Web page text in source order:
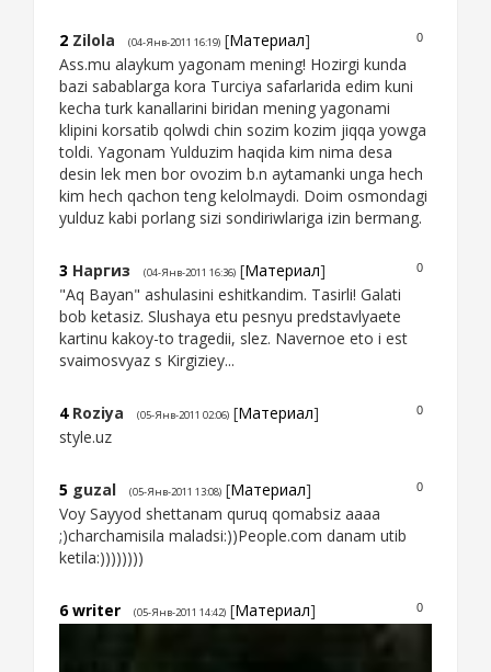
0
2 Zilola (04-Янв-2011 16:19) [Материал]
Ass.mu alaykum yagonam mening! Hozirgi kunda
bazi sabablarga kora Turciya safarlarida edim kuni
kecha turk kanallarini biridan mening yagonami
klipini korsatib qolwdi chin sozim kozim jiqqa yowga
toldi. Yagonam Yulduzim haqida kim nima desa
desin lek men bor ovozim b.n aytamanki unga hech
kim hech qachon teng kelolmaydi. Doim osmondagi
yulduz kabi porlang sizi sondiriwlariga izin bermang.
0
3 Наргиз (04-Янв-2011 16:36) [Материал]
"Aq Bayan" ashulasini eshitkandim. Tasirli! Galati
bob ketasiz. Slushaya etu pesnyu predstavlyaete
kartinu kakoy-to tragedii, slez. Navernoe eto i est
svaimosvyaz s Kirgiziey...
0
4 Roziya (05-Янв-2011 02:06) [Материал]
style.uz
0
5 guzal (05-Янв-2011 13:08) [Материал]
Voy Sayyod shettanam quruq qomabsiz aaaa
;)charchamisila maladsi:))People.com danam utib
ketila:))))))))
0
6 writer (05-Янв-2011 14:42) [Материал]